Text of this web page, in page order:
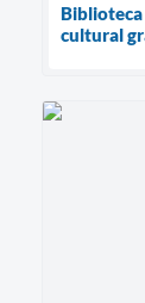
cultural